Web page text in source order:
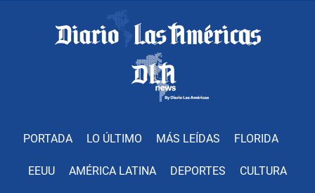
PORTADA LO ÚLTIMO MÁS LEÍDAS FLORIDA
EEUU AMÉRICA LATINA DEPORTES CULTURA